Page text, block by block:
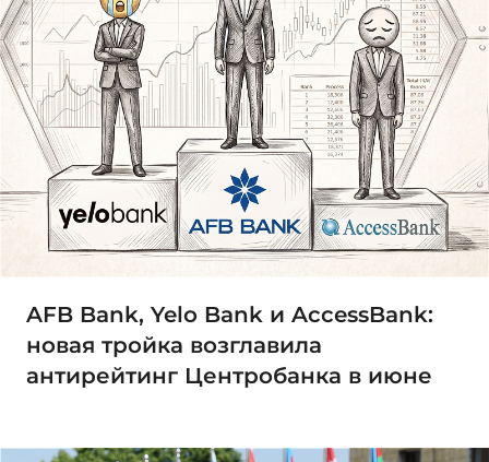
AFB Bank, Yelo Bank и AccessBank:
новая тройка возглавила
антирейтинг Центробанка в июне